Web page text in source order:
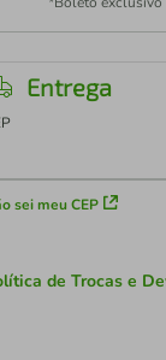
Entrega
sei meu CEP
de Trocas e